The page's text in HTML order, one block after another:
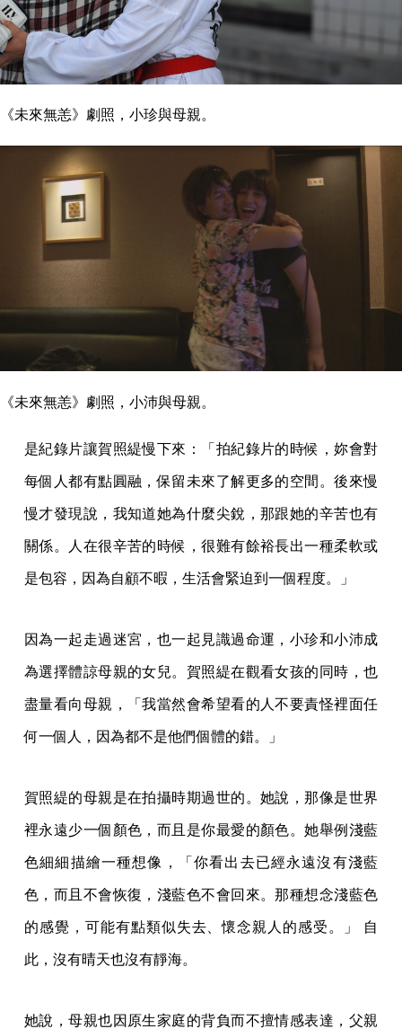
《未來無恙》劇照，小珍與母親。
《未來無恙》劇照，小沛與母親。
是紀錄片讓賀照緹慢下來：「拍紀錄片的時候，妳會對
每個人都有點圓融，保留未來了解更多的空間。後來慢
慢才發現說，我知道她為什麼尖銳，那跟她的辛苦也有
關係。人在很辛苦的時候，很難有餘裕長出一種柔軟或
是包容，因為自顧不暇，生活會緊迫到一個程度。」
因為一起走過迷宮，也一起見識過命運，小珍和小沛成
為選擇體諒母親的女兒。賀照緹在觀看女孩的同時，也
盡量看向母親，「我當然會希望看的人不要責怪裡面任
何一個人，因為都不是他們個體的錯。」
賀照緹的母親是在拍攝時期過世的。她說，那像是世界
裡永遠少一個顏色，而且是你最愛的顏色。她舉例淺藍
色細細描繪一種想像，「你看出去已經永遠沒有淺藍
色，而且不會恢復，淺藍色不會回來。那種想念淺藍色
的感覺，可能有點類似失去、懷念親人的感受。」 自
此，沒有晴天也沒有靜海。
她說，母親也因原生家庭的背負而不擅情感表達，父親